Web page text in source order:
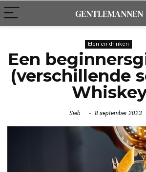
Eten en drinken
Een
(verschillende
Sieb 8 september 2023